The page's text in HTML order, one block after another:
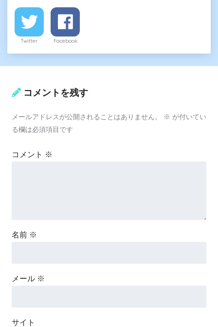
Twitter Facebook
コメントを残す
メールアドレスが公開されることはありません。 ※ が付いてい
る欄は必須項目です
コメント ※
名前 ※
メール ※
サイト